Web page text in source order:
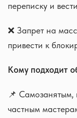
переписку и
❌ Запрет на
привести к
Кому подходит
📌 Самозанятым,
частным